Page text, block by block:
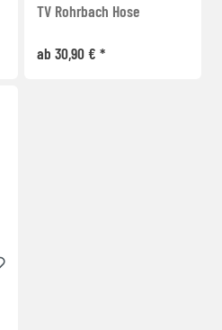
TV Rohrbach Hose
ab 30,90 € *